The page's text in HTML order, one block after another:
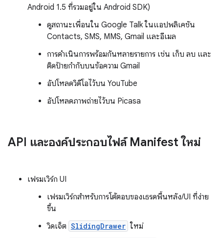
Android 1.5 ที่รวมอยู่ใน Android SDK)
ดูสถานะเพื่อนใน Google Talk ในแอปพลิเคชัน
Contacts, SMS, MMS, Gmail และอีเมล
การดำเนินการพร้อมกันหลายรายการ เช่น เก็บ ลบ และ
ติดป้ายกำกับบนข้อความ Gmail
อัปโหลดวิดีโอไว้บน YouTube
อัปโหลดภาพถ่ายไว้บน Picasa
API และองค์ประกอบไฟล์ Manifest ใหม่
เฟรมเวิร์ก UI
เฟรมเวิร์กสำหรับการโต้ตอบของเธรดพื้นหลัง/UI ที่ง่าย
ขึ้น
วิดเจ็ต SlidingDrawer ใหม่